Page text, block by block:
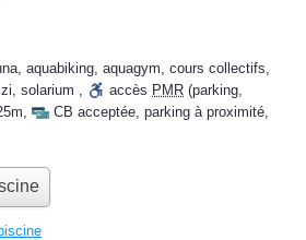
, aquabiking, aquagym, cours collectifs,
, solarium , accès PMR (parking,
, CB acceptée, parking à proximité,